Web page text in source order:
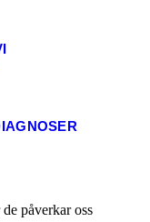
påverkar oss